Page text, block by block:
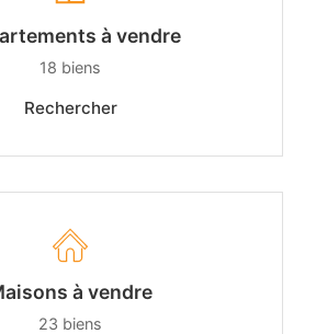
à vendre
18 biens
Rechercher
à vendre
23 biens